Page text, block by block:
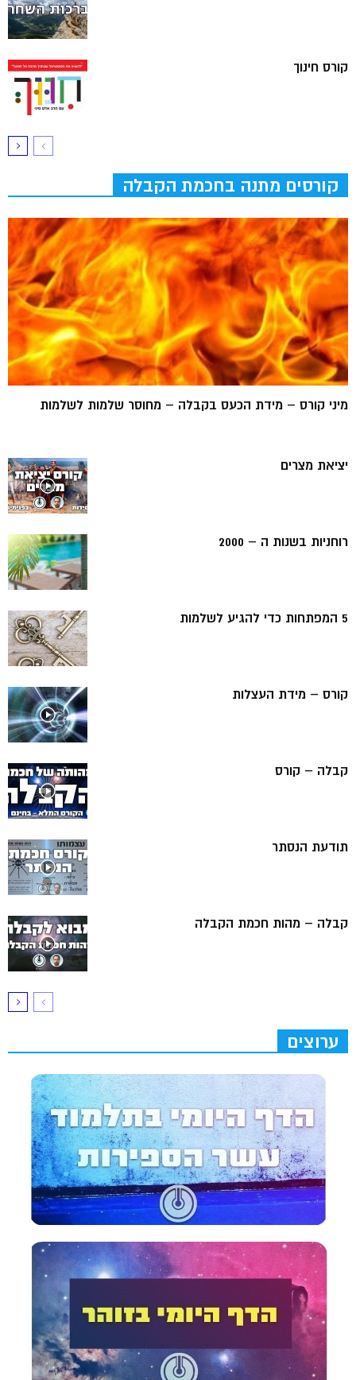
קורס חינוך
קורסים מתנה בחכמת הקבלה
מיני קורס – מידת הכעס בקבלה – מחוסר שלמות לשלמות
יציאת מצרים
רוחניות בשנות ה – 2000
5 המפתחות כדי להגיע לשלמות
קורס – מידת העצלות
קבלה – קורס
תודעת הנסתר
קבלה – מהות חכמת הקבלה
ערוצים